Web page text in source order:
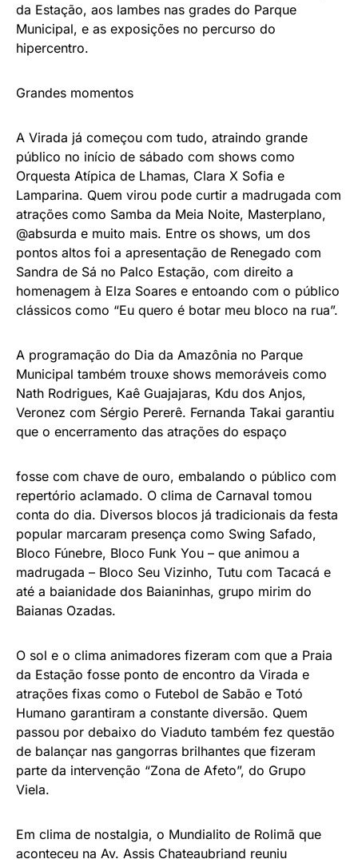
da Estação, aos lambes nas grades do Parque
Municipal, e as exposições no percurso do
hipercentro.
Grandes momentos
A Virada já começou com tudo, atraindo grande
público no início de sábado com shows como
Orquesta Atípica de Lhamas, Clara X Sofia e
Lamparina. Quem virou pode curtir a madrugada com
atrações como Samba da Meia Noite, Masterplano,
@absurda e muito mais. Entre os shows, um dos
pontos altos foi a apresentação de Renegado com
Sandra de Sá no Palco Estação, com direito a
homenagem à Elza Soares e entoando com o público
clássicos como “Eu quero é botar meu bloco na rua”.
A programação do Dia da Amazônia no Parque
Municipal também trouxe shows memoráveis como
Nath Rodrigues, Kaê Guajajaras, Kdu dos Anjos,
Veronez com Sérgio Pererê. Fernanda Takai garantiu
que o encerramento das atrações do espaço
fosse com chave de ouro, embalando o público com
repertório aclamado. O clima de Carnaval tomou
conta do dia. Diversos blocos já tradicionais da festa
popular marcaram presença como Swing Safado,
Bloco Fúnebre, Bloco Funk You – que animou a
madrugada – Bloco Seu Vizinho, Tutu com Tacacá e
até a baianidade dos Baianinhas, grupo mirim do
Baianas Ozadas.
O sol e o clima animadores fizeram com que a Praia
da Estação fosse ponto de encontro da Virada e
atrações fixas como o Futebol de Sabão e Totó
Humano garantiram a constante diversão. Quem
passou por debaixo do Viaduto também fez questão
de balançar nas gangorras brilhantes que fizeram
parte da intervenção “Zona de Afeto”, do Grupo
Viela.
Em clima de nostalgia, o Mundialito de Rolimã que
aconteceu na Av. Assis Chateaubriand reuniu